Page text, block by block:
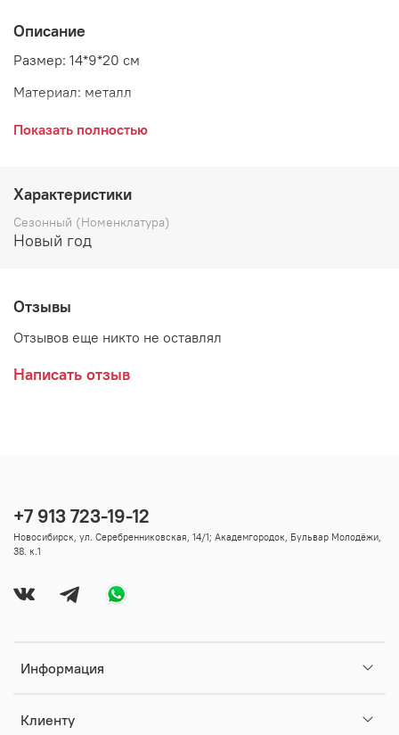
Описание
Размер: 14*9*20 см
Материал: металл
Страна: Германия
Показать полностью
Характеристики
Сезонный (Номенклатура)
Новый год
Отзывы
Отзывов еще никто не оставлял
Написать отзыв
Информация
Клиенту
+7 913 723-19-12
Новосибирск, ул. Серебренниковская, 14/1; Академгородок, Бульвар Молодёжи,
38. к.1